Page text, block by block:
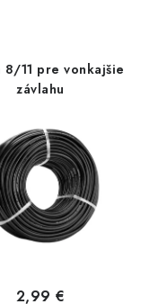
Kontakt
8/11 pre vonkajšie
závlahu
2,99 €